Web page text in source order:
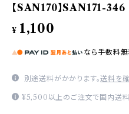
【SAN170】SAN171-346
¥ 1,100
なら 手数料無
別途送料がかかります。送料を
¥5,500以上のご注文で国内送料